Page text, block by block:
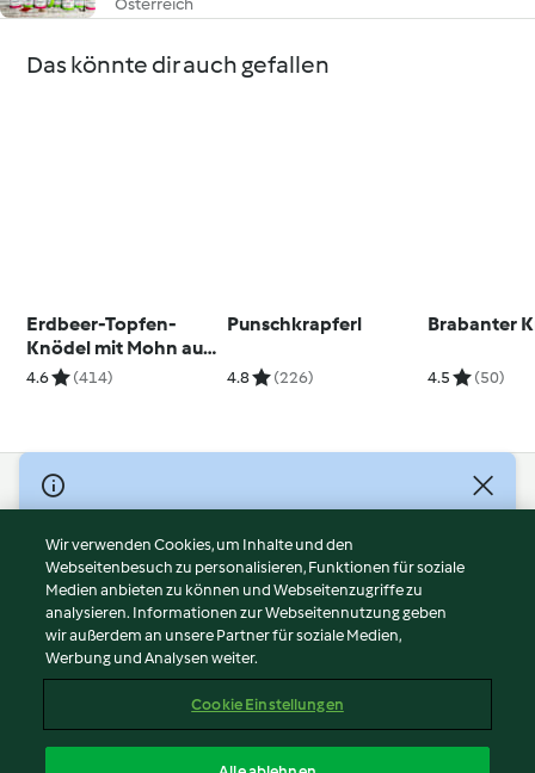
Österreich
Das könnte dir auch gefallen
Erdbeer-Topfen-
Knödel mit Mohn auf
Erdbeerspiegel
4.6 (414)
Punschkrapferl
4.8 (226)
Brabanter
4.5 (50)
© Copyright 2026
Nutzungsbedingungen
Datenschutzrichtlinien
Disclaimer
Impressum
Cookies
Abo kündigen
Wir verwenden Cookies, um Inhalte und den
Webseitenbesuch zu personalisieren, Funktionen für soziale
Medien anbieten zu können und Webseitenzugriffe zu
analysieren. Informationen zur Webseitennutzung geben
wir außerdem an unsere Partner für soziale Medien,
Werbung und Analysen weiter.
Cookie Einstellungen